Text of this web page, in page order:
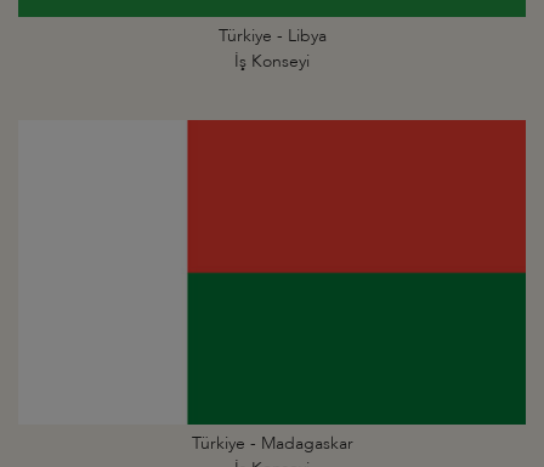
Türkiye - Libya
İş Konseyi
Türkiye - Madagaskar